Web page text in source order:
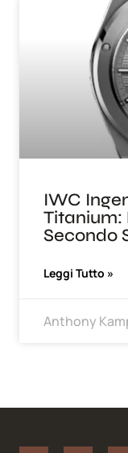
IWC
Titanium:
Secondo
Leggi Tutto »
Anthony